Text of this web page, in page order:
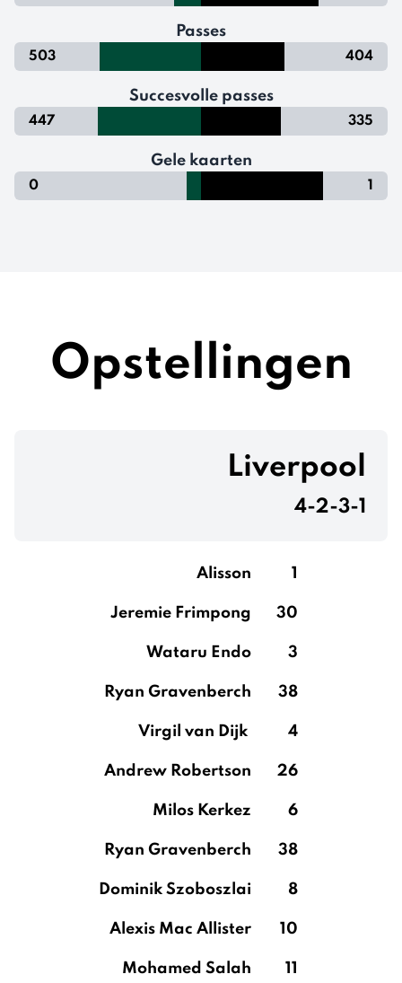
Passes
503 404
Succesvolle passes
447 335
Gele kaarten
0 1
Opstellingen
Liverpool
4-2-3-1
Alisson 1
Jeremie Frimpong 30
Wataru Endo 3
Ryan Gravenberch 38
Virgil van Dijk 4
Andrew Robertson 26
Milos Kerkez 6
Ryan Gravenberch 38
Dominik Szoboszlai 8
Alexis Mac Allister 10
Mohamed Salah 11